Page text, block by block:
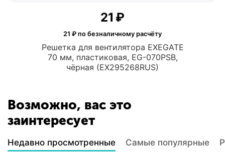
Решетка для вентилятора EXEGATE
70 мм, пластиковая, EG-070PSB,
чёрная (EX295268RUS)
‍21‍ ₽
21 ₽ по безналичному расчёту
Возможно, вас это
заинтересует
Недавно просмотренные Самые популярные